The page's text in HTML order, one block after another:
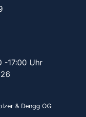
-17:00 Uhr
& Dengg OG